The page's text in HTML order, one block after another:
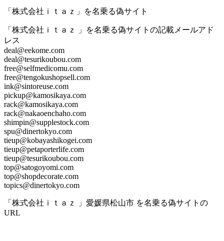
「株式会社ｉｔａｚ」を名乗る偽サイト
「株式会社ｉｔａｚ 」を名乗る偽サイトの記載メールアド
レス
deal@eekome.com
deal@tesurikoubou.com
free@selfmedicomu.com
free@tengokushopsell.com
ink@sintoreuse.com
pickup@kamosikaya.com
rack@kamosikaya.com
rack@nakaoenchaho.com
shimpin@supplestock.com
spu@dinertokyo.com
tieup@kobayashikogei.com
tieup@petaporterlife.com
tieup@tesurikoubou.com
top@satogoyomi.com
top@shopdecorate.com
topics@dinertokyo.com
「株式会社ｉｔａｚ 」愛媛県松山市 を名乗る偽サイトの
URL